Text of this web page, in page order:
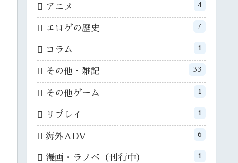
アニメ 4
エロゲの歴史 7
コラム 1
その他・雑記 33
その他ゲーム 1
リプレイ 1
海外ADV 6
漫画・ラノベ（刊行中） 1